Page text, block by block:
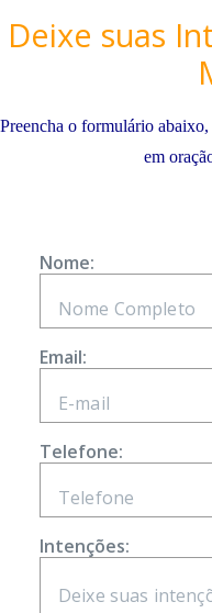
Deixe suas
Preencha o formulário abaixo,
em
Nome:
Email:
Telefone:
Intenções: